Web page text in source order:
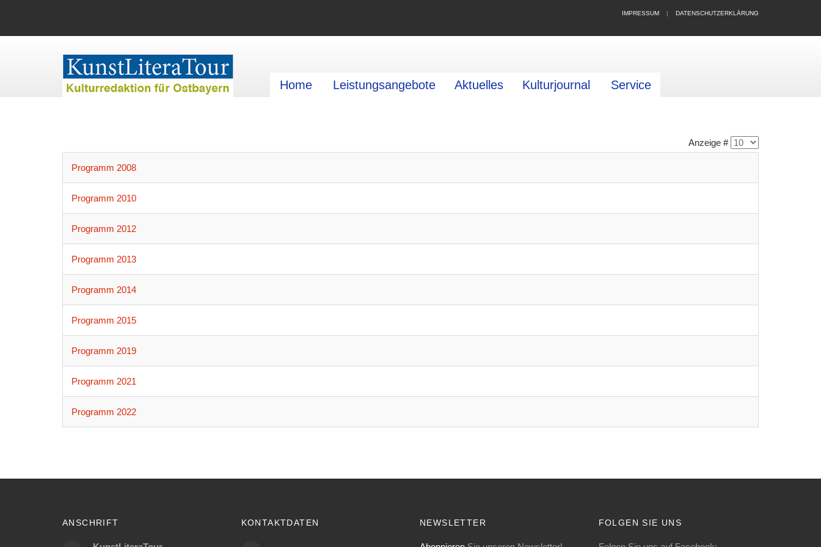
IMPRESSUM | DATENSCHUTZERKLÄRUNG
Home Leistungsangebote Aktuelles Kulturjournal Service
Anzeige #
Programm 2008
Programm 2010
Programm 2012
Programm 2013
Programm 2014
Programm 2015
Programm 2019
Programm 2021
Programm 2022
ANSCHRIFT KONTAKTDATEN NEWSLETTER FOLGEN SIE UNS